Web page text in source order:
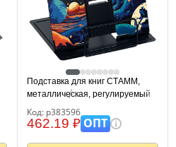
Подставка для книг СТАММ,
металлическая, регулируемый
Код: р383596
462.19 ₽ОПТ